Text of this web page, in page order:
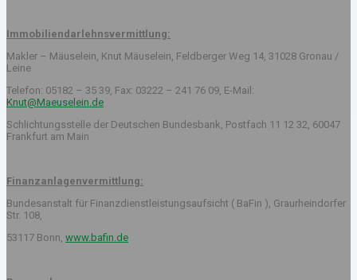
Immobiliendarlehnsvermittlung:
Makler – Mäuselein, Knut Mäuselein, Feldberger Weg 14, 31028 Gronau /
Leine
Telefon: 05182 – 35 39, Fax: 03222 – 241 76 09, E-Mail:
Knut@Maeuselein.de
Schlichtungsstelle der Deutschen Bundesbank, Postfach 11 12 32, 60047
Frankfurt am Main
Finanzanlagenvermittlung:
Bundesanstalt für Finanzdienstleistungsaufsicht ( BaFin ), Graurheindorfer
Str. 108,
53117 Bonn, www.bafin.de